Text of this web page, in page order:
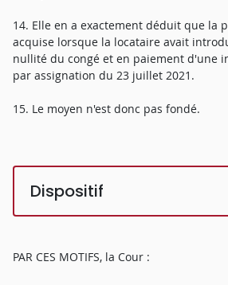
14. Elle en a exactement déduit que la
acquise lorsque la locataire avait
nullité du congé et en paiement d'une
par assignation du 23 juillet 2021.
15. Le moyen n'est donc pas fondé.
Dispositif
PAR CES MOTIFS, la Cour :